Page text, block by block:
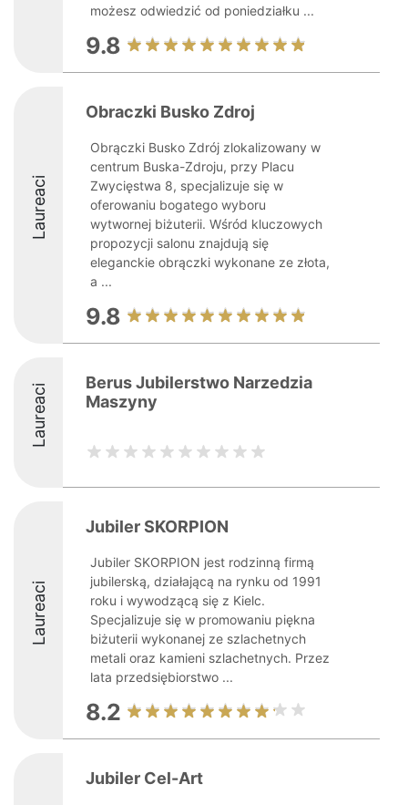
możesz odwiedzić od poniedziałku ...
9.8
Laureaci
Obraczki Busko Zdroj
Obrączki Busko Zdrój zlokalizowany w
centrum Buska-Zdroju, przy Placu
Zwycięstwa 8, specjalizuje się w
oferowaniu bogatego wyboru
wytwornej biżuterii. Wśród kluczowych
propozycji salonu znajdują się
eleganckie obrączki wykonane ze złota,
a ...
9.8
Laureaci
Berus Jubilerstwo Narzedzia
Maszyny
Laureaci
Jubiler SKORPION
Jubiler SKORPION jest rodzinną firmą
jubilerską, działającą na rynku od 1991
roku i wywodzącą się z Kielc.
Specjalizuje się w promowaniu piękna
biżuterii wykonanej ze szlachetnych
metali oraz kamieni szlachetnych. Przez
lata przedsiębiorstwo ...
8.2
Jubiler Cel-Art